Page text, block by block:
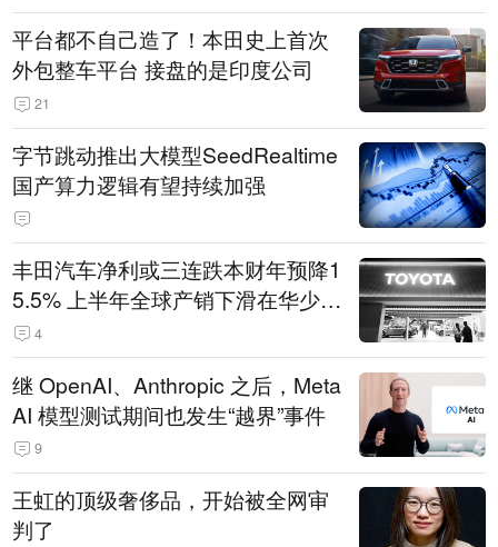
平台都不自己造了！本田史上首次
外包整车平台 接盘的是印度公司
21
字节跳动推出大模型SeedRealtime
国产算力逻辑有望持续加强
丰田汽车净利或三连跌本财年预降1
5.5% 上半年全球产销下滑在华少卖
14.3万辆
4
继 OpenAI、Anthropic 之后，Meta
AI 模型测试期间也发生“越界”事件
9
王虹的顶级奢侈品，开始被全网审
判了